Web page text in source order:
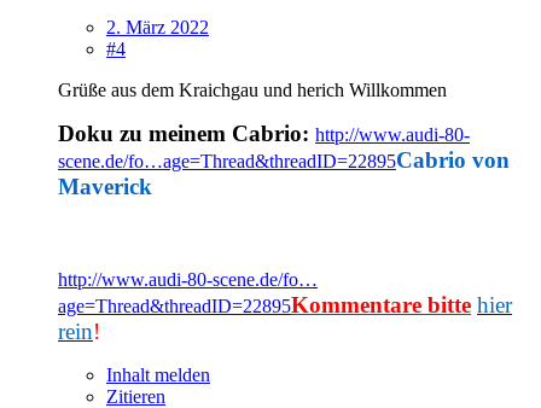
2. März 2022
#4
Grüße aus dem Kraichgau und herich Willkommen
Doku zu meinem Cabrio: http://www.audi-80-
scene.de/fo…age=Thread&threadID=22895Cabrio von
Maverick
http://www.audi-80-scene.de/fo…
age=Thread&threadID=22895Kommentare bitte hier
rein!
Inhalt melden
Zitieren